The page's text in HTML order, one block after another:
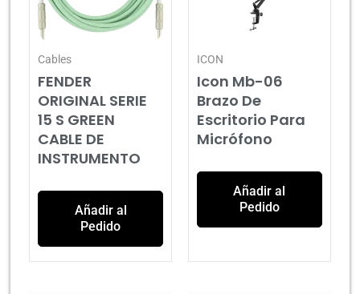
Cables
FENDER
ORIGINAL SERIE
15 S GREEN
CABLE DE
INSTRUMENTO
Añadir al
Pedido
ICON
Icon Mb-06
Brazo De
Escritorio Para
Micrófono
Añadir al
Pedido